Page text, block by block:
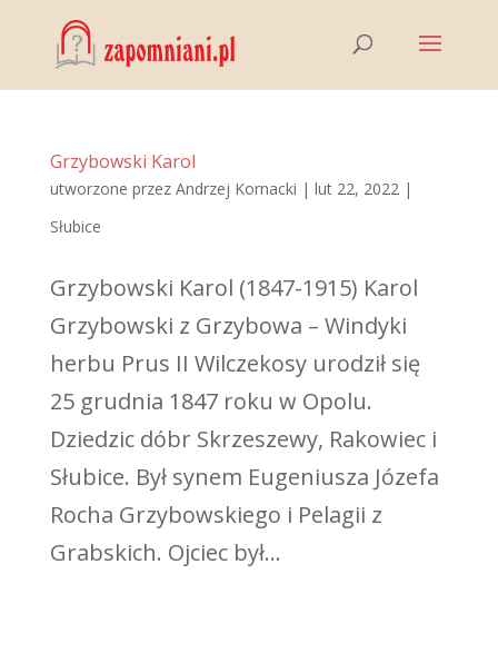
Grzybowski Karol
utworzone przez Andrzej Kornacki | lut 22, 2022|
Słubice
Grzybowski Karol (1847-1915) Karol
Grzybowski z Grzybowa – Windyki
herbu Prus II Wilczekosy urodził się
25 grudnia 1847 roku w Opolu.
Dziedzic dóbr Skrzeszewy, Rakowiec i
Słubice. Był synem Eugeniusza Józefa
Rocha Grzybowskiego i Pelagii z
Grabskich. Ojciec był...